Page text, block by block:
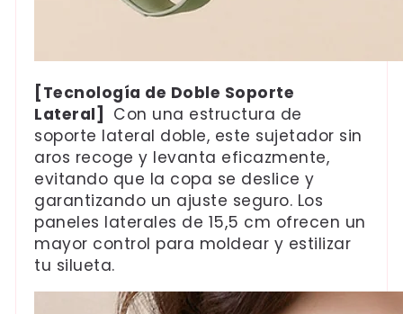
[Tecnología de Doble Soporte
Lateral]
Con una estructura de
soporte lateral doble, este sujetador sin
aros recoge y levanta eficazmente,
evitando que la copa se deslice y
garantizando un ajuste seguro. Los
paneles laterales de 15,5 cm ofrecen un
mayor control para moldear y estilizar
tu silueta.